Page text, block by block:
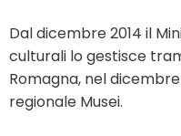
Dal dicembre 2014 il
culturali lo gestisce
Romagna, nel
regionale Musei.